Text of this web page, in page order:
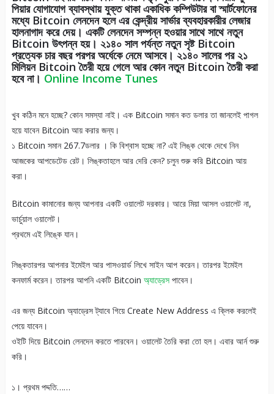
পিয়ার যোগাযোগ ব্যাবস্থায় যুক্ত থাকা একাধিক কম্পিউটার বা স্মার্টফোনের
মধ্যে Bitcoin লেনদেন হলে এর কেন্দ্রীয় সার্ভার ব্যবহারকারীর লেজার
হালনাগাদ করে দেয়। একটি লেনদেন সম্পন্ন হওয়ার সাথে সাথে নতুন
Bitcoin উৎপন্ন হয়। ২১৪০ সাল পর্যন্ত নতুন সৃষ্ট Bitcoin
প্রত্যেক চার বছর পরপর অর্ধেকে নেমে আসবে। ২১৪০ সালের পর ২১
মিলিয়ন Bitcoin তৈরী হয়ে গেলে আর কোন নতুন Bitcoin তৈরী করা
হবে না। Online Income Tunes
খুব কঠিন মনে হচ্ছে? কোন সমস্যা নাই। এক Bitcoin সমান কত ডলার তা জানলেই পাগল
হয়ে যাবেন Bitcoin আয় করার জন্য।
১ Bitcoin সমান 267.7ডলার । কি বিশ্বাস হচ্ছে না? এই লিঙ্ক থেকে দেখে নিন
আজকের আপডেটেড রেট। লিঙ্কতাহলে আর দেরি কেন? চলুন শুরু করি Bitcoin আয়
করা।
Bitcoin কামানোর জন্য আপনার একটি ওয়ালেট দরকার। আরে মিয়া আসল ওয়ালেট না,
ভার্চুয়াল ওয়ালেট।
প্রথমে এই লিঙ্কে যান।
লিঙ্কতারপর আপনার ইমেইল আর পাসওয়ার্ড লিখে সাইন আপ করেন। তারপর ইমেইল
কনফার্ম করেন। তারপর আপনি একটি Bitcoin অ্যাড্রেস পাবেন।
এর জন্য Bitcoin অ্যাড্রেস ট্যাবে গিয়ে Create New Address এ ক্লিক করলেই
পেয়ে যাবেন।
ওইটি দিয়ে Bitcoin লেনদেন করতে পারবেন। ওয়ালেট তৈরি করা তো হল। এবার আর্ন শুরু
করি।
১। প্রথম পদ্দতি……